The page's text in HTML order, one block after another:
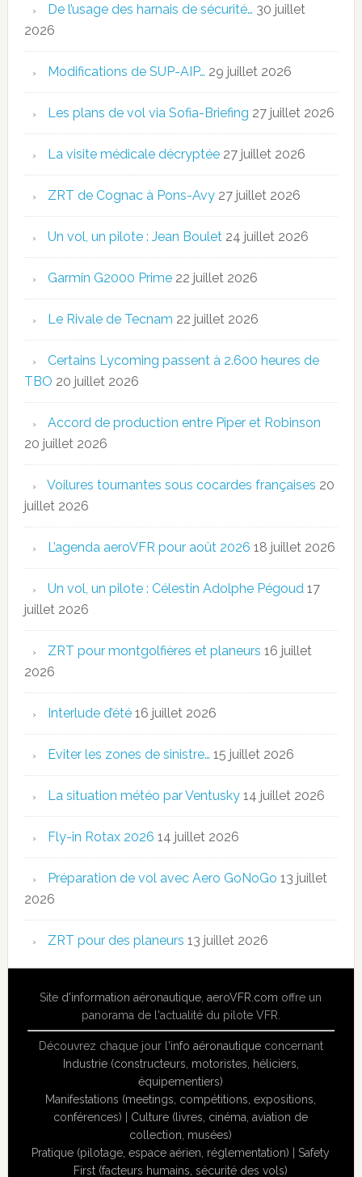
De l’usage des harnais de sécurité… 30 juillet
2026
Modifications de SUP-AIP… 29 juillet 2026
Les plans de vol via Sofia-Briefing 27 juillet 2026
La visite médicale décryptée 27 juillet 2026
ZRT de Cognac à Pons-Avy 27 juillet 2026
Un vol, un pilote : Jean Boulet 24 juillet 2026
Garmin G2000 Prime 22 juillet 2026
Le Rivale de Tecnam 22 juillet 2026
Certains Lycoming passent à 2.600 heures de
TBO 20 juillet 2026
Accord de production entre Piper et Robinson
20 juillet 2026
Voilures tournantes sous cocardes françaises 20
juillet 2026
L’agenda aeroVFR pour août 2026 18 juillet 2026
Un vol, un pilote : Célestin Adolphe Pégoud 17
juillet 2026
ZRT pour montgolfières et planeurs 16 juillet
2026
Interlude d’été 16 juillet 2026
Eviter les zones de sinistre… 15 juillet 2026
La situation météo par Ventusky 14 juillet 2026
Fly-in Rotax 2026 14 juillet 2026
Préparation de vol avec Aero GoNoGo 13 juillet
2026
ZRT pour des planeurs 13 juillet 2026
Site d'information aéronautique ,aeroVFR.com offre un
panorama de l'actualité du pilote VFR.
Découvrez chaque jour l'info aéronautiqueconcernant
Industrie (constructeurs, motoristes, héliciers,
équipementiers)
Manifestations (meetings, compétitions, expositions,
conférences)
Culture (livres, cinéma, aviation de
collection, musées)
Pratique (pilotage, espace aérien, réglementation) |Safety
First (facteurs humains, sécurité des vols)